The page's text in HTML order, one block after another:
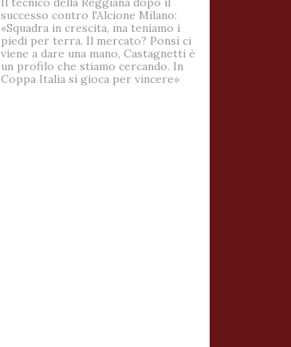
successo contro l'Alcione Milano:
«Squadra in crescita, ma teniamo i
piedi per terra. Il mercato? Ponsi ci
viene a dare una mano, Castagnetti è
un profilo che stiamo cercando. In
Coppa Italia si gioca per vincere»